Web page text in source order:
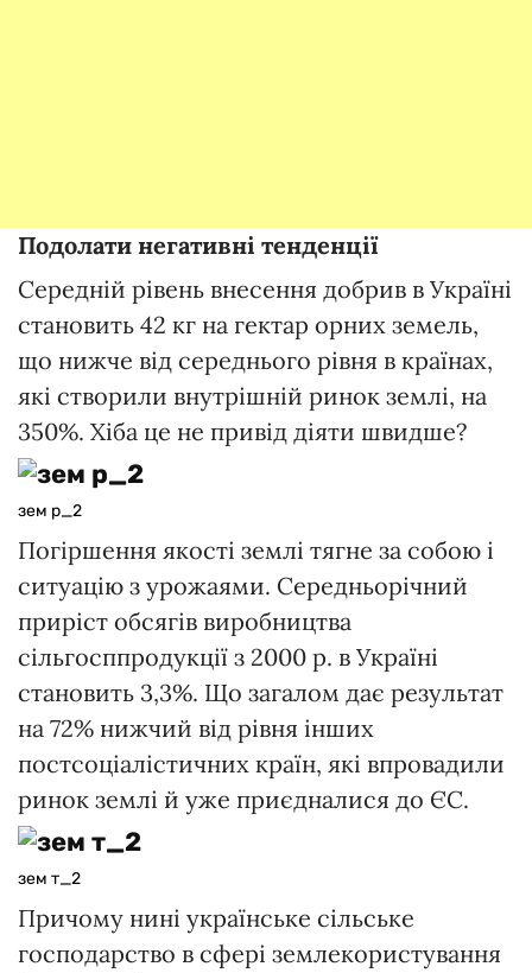
Подолати негативні тенденції
Середній рівень внесення добрив в Україні
становить 42 кг на гектар орних земель,
що нижче від середнього рівня в країнах,
які створили внутрішній ринок землі, на
350%. Хіба це не привід діяти швидше?
зем р_2
Погіршення якості землі тягне за собою і
ситуацію з урожаями. Середньорічний
приріст обсягів виробництва
сільгосппродукції з 2000 р. в Україні
становить 3,3%. Що загалом дає результат
на 72% нижчий від рівня інших
постсоціалістичних країн, які впровадили
ринок землі й уже приєдналися до ЄС.
зем т_2
Причому нині українське сільське
господарство в сфері землекористування